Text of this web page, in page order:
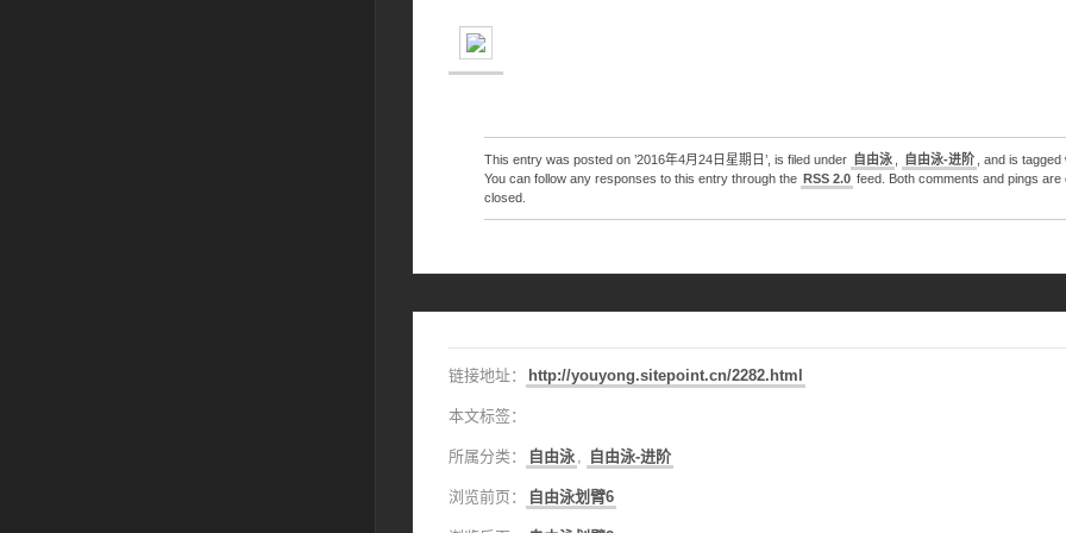
This entry was posted on ’2016年4月24日星期日’, is filed under 自由泳 自由泳-进阶
, and is tagged
You can follow any responses to this entry through the RSS 2.0 feed. Both comments and pings are
closed.
链接地址： http://youyong.sitepoint.cn/2282.html
本文标签：
所属分类： 自由泳 , 自由泳-进阶
浏览前页： 自由泳划臂6